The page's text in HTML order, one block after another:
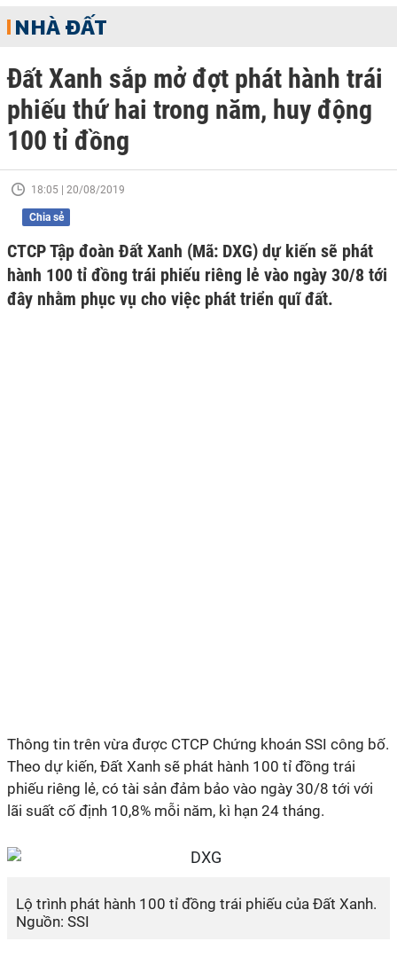
NHÀ ĐẤT
Đất Xanh sắp mở đợt phát hành trái
phiếu thứ hai trong năm, huy động
100 tỉ đồng
18:05 | 20/08/2019
Chia sẻ
CTCP Tập đoàn Đất Xanh (Mã: DXG) dự kiến sẽ phát
hành 100 tỉ đồng trái phiếu riêng lẻ vào ngày 30/8 tới
đây nhằm phục vụ cho việc phát triển quĩ đất.
Thông tin trên vừa được CTCP Chứng khoán SSI công bố.
Theo dự kiến, Đất Xanh sẽ phát hành 100 tỉ đồng trái
phiếu riêng lẻ, có tài sản đảm bảo vào ngày 30/8 tới với
lãi suất cố định 10,8% mỗi năm, kì hạn 24 tháng.
Lộ trình phát hành 100 tỉ đồng trái phiếu của Đất Xanh.
Nguồn: SSI